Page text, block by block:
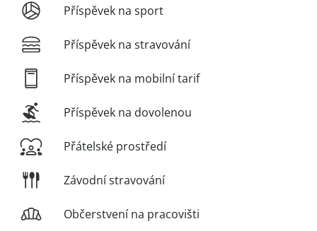
Příspěvek na sport
Příspěvek na stravování
Příspěvek na mobilní tarif
Příspěvek na dovolenou
Přátelské prostředí
Závodní stravování
Občerstvení na pracovišti